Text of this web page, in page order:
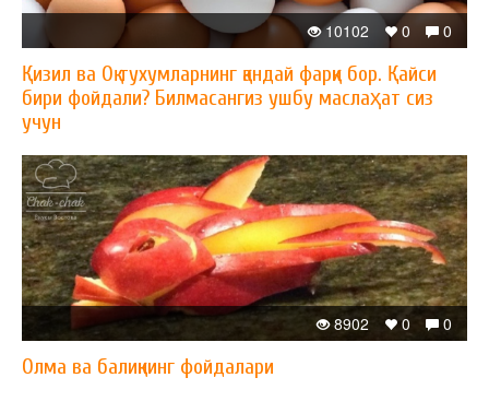
0
0
10102
Қизил ва Оқ тухумларнинг қандай фарқи бор. Қайси
бири фойдали? Билмасангиз ушбу маслаҳат сиз
учун
0
0
8902
Олма ва балиқнинг фойдалари